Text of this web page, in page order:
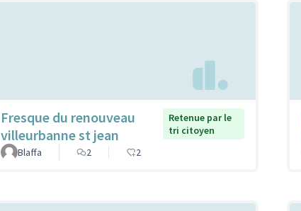
Fresque du renouveau
villeurbanne st jean
Retenue par le
tri citoyen
Blaffa
2 2